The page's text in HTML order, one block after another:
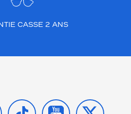
CASSE 2 ANS
TIKTOK YOUTUBE
X